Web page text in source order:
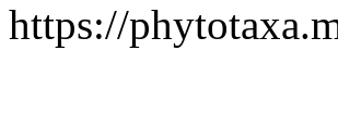
https://